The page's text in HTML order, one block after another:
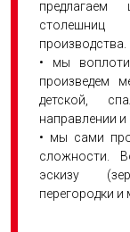
столешниц
производства.
• мы
произведем
детской,
направлении и
• мы сами
сложности.
эскизу
перегородки и